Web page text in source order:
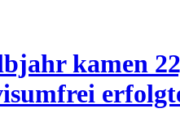
kamen